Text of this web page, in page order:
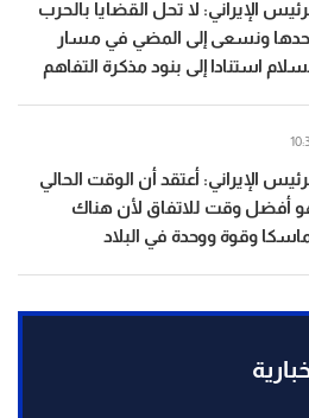
الإيراني: لا تحل القضايا بالحرب
ونسعى إلى المضي في مسار
استنادا إلى بنود مذكرة التفاهم
الإيراني: أعتقد أن الوقت الحالي
أفضل وقت للاتفاق لأن هناك
وقوة ووحدة في البلاد